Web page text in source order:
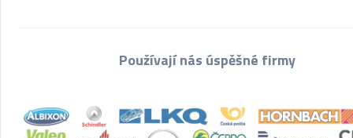
Používají nás úspěšné firmy